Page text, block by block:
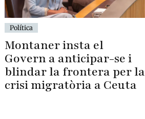
Política
Montaner insta el
Govern a anticipar-se i
blindar la frontera per la
crisi migratòria a Ceuta